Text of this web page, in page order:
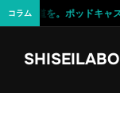
コラム
の道を。ポッドキャスト
SHISEILABO